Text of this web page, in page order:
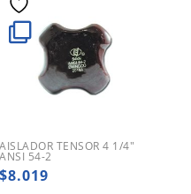
AISLADOR TENSOR 4 1/4″
ANSI 54-2
$8.019